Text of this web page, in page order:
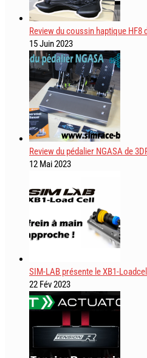
Review du coussin haptique HF8
15 Juin 2023
Review du pédalier NGASA de
12 Mai 2023
SIM-LAB présente le XB1-
22 Fév 2023